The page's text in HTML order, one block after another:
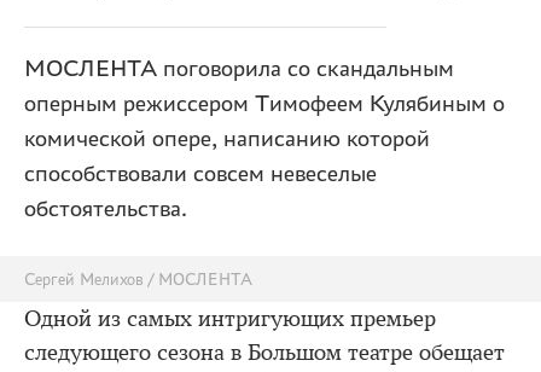
МОСЛЕНТА поговорила со скандальным
оперным режиссером Тимофеем Кулябиным о
комической опере, написанию которой
способствовали совсем невеселые
обстоятельства.
Сергей Мелихов / МОСЛЕНТА
Одной из самых интригующих премьер
следующего сезона в Большом театре обещает